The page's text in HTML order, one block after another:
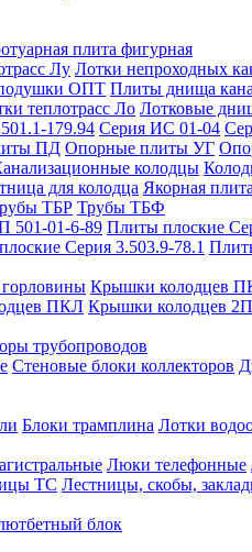
плита фигурная
Лу Лотки непроходных
ОПТ Плиты днища
теплотрасс Ло Лотковые
179.94 Серия ИС 01-04
ПД Опорные плиты УГ
колодцы
для колодца Якорная плита
ТБР Трубы ТБФ
501-01-6-89 Плиты плоские
Серия 3.503.9-78.1
Крышки колодцев
ПКЛ Крышки колодцев
трубопроводов
Стеновые блоки коллекторов
Блоки трамплина Лотки
Люки телефонные
ТС Лестницы, скобы,
блок